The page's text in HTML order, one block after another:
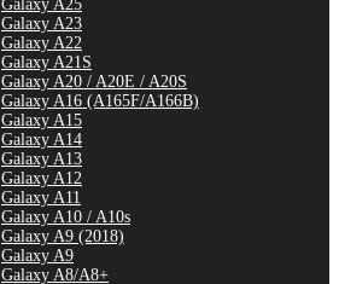
Galaxy A25
Galaxy A23
Galaxy A22
Galaxy A21S
Galaxy A20 / A20E / A20S
Galaxy A16 (A165F/A166B)
Galaxy A15
Galaxy A14
Galaxy A13
Galaxy A12
Galaxy A11
Galaxy A10 / A10s
Galaxy A9 (2018)
Galaxy A9
Galaxy A8/A8+